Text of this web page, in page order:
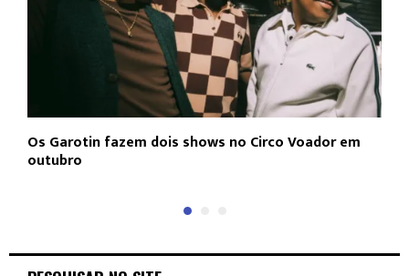
Os Garotin fazem dois shows no Circo Voador em
outubro